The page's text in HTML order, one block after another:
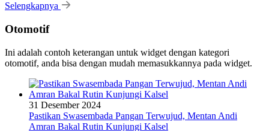
Selengkapnya
Otomotif
Ini adalah contoh keterangan untuk widget dengan kategori
otomotif, anda bisa dengan mudah memasukkannya pada widget.
31 Desember 2024
Pastikan Swasembada Pangan Terwujud, Mentan Andi
Amran Bakal Rutin Kunjungi Kalsel